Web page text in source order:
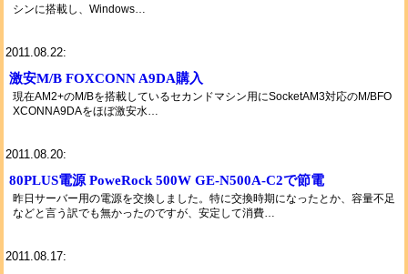
シンに搭載し、Windows…
2011.08.22:
激安M/B FOXCONN A9DA購入
現在AM2+のM/Bを搭載しているセカンドマシン用にSocketAM3対応のM/BFO
XCONNA9DAをほぼ激安水…
2011.08.20:
80PLUS電源 PoweRock 500W GE-N500A-C2で節電
昨日サーバー用の電源を交換しました。特に交換時期になったとか、容量不足
などと言う訳でも無かったのですが、安定して消費…
2011.08.17: